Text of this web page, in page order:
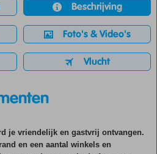
Beschrijving
Foto's & Video's
Vlucht
je vriendelijk en gastvrij ontvangen.
en een aantal winkels en